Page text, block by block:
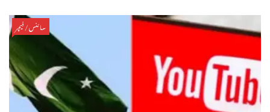
سائنس/فیچر